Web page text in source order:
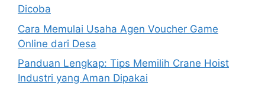
Dicoba
Cara Memulai Usaha Agen Voucher Game
Online dari Desa
Panduan Lengkap: Tips Memilih Crane Hoist
Industri yang Aman Dipakai